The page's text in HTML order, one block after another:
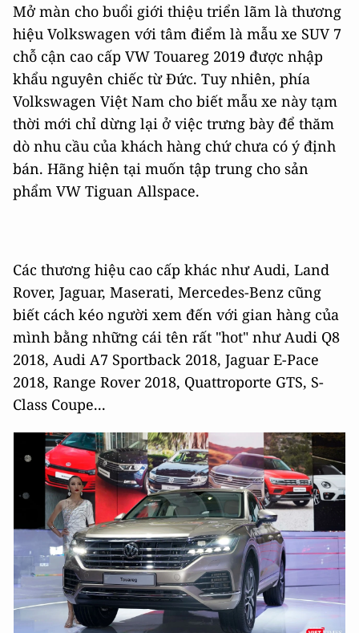
Mở màn cho buổi giới thiệu triển lãm là thương
hiệu Volkswagen với tâm điểm là mẫu xe SUV 7
chỗ cận cao cấp VW Touareg 2019 được nhập
khẩu nguyên chiếc từ Đức. Tuy nhiên, phía
Volkswagen Việt Nam cho biết mẫu xe này tạm
thời mới chỉ dừng lại ở việc trưng bày để thăm
dò nhu cầu của khách hàng chứ chưa có ý định
bán. Hãng hiện tại muốn tập trung cho sản
phẩm VW Tiguan Allspace.
Các thương hiệu cao cấp khác như Audi, Land
Rover, Jaguar, Maserati, Mercedes-Benz cũng
biết cách kéo người xem đến với gian hàng của
mình bằng những cái tên rất "hot" như Audi Q8
2018, Audi A7 Sportback 2018, Jaguar E-Pace
2018, Range Rover 2018, Quattroporte GTS, S-
Class Coupe...